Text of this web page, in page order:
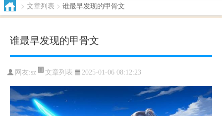
> 文章列表 > 谁最早发现的甲骨文
谁最早发现的甲骨文
网友:sz 文章列表 2025-01-06 08:12:23